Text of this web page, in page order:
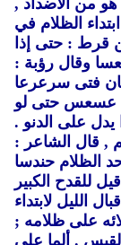
هو من الأضداد ,
الظلام في
قرط : حتى إذا
وقال رؤبة :
فتى سرعرعا
: عسعس حتى لو
يدل على الدنو .
, قال الشاعر :
الظلام حندسا
للقدح الكبير
الليل لابتداء
على ظلامه ;
. ألما على